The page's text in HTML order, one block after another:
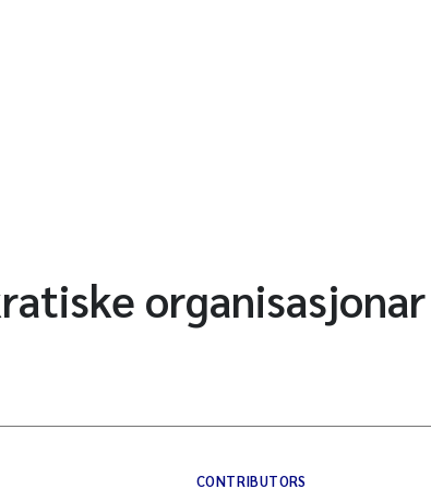
organisasjonar
CONTRIBUTORS